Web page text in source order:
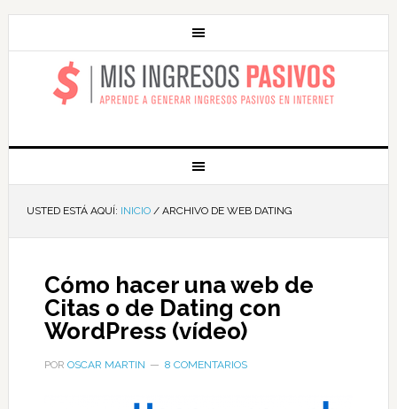
MIS INGRESOS
PASIVOS
USTED ESTÁ AQUÍ: INICIO /ARCHIVO DE WEB DATING
Cómo hacer una web de
Citas o de Dating con
WordPress (vídeo)
POR OSCAR MARTIN 8 COMENTARIOS